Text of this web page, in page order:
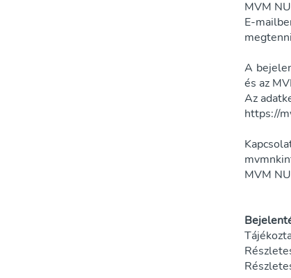
MVM
E-
A
és az
Az
https://
MVM